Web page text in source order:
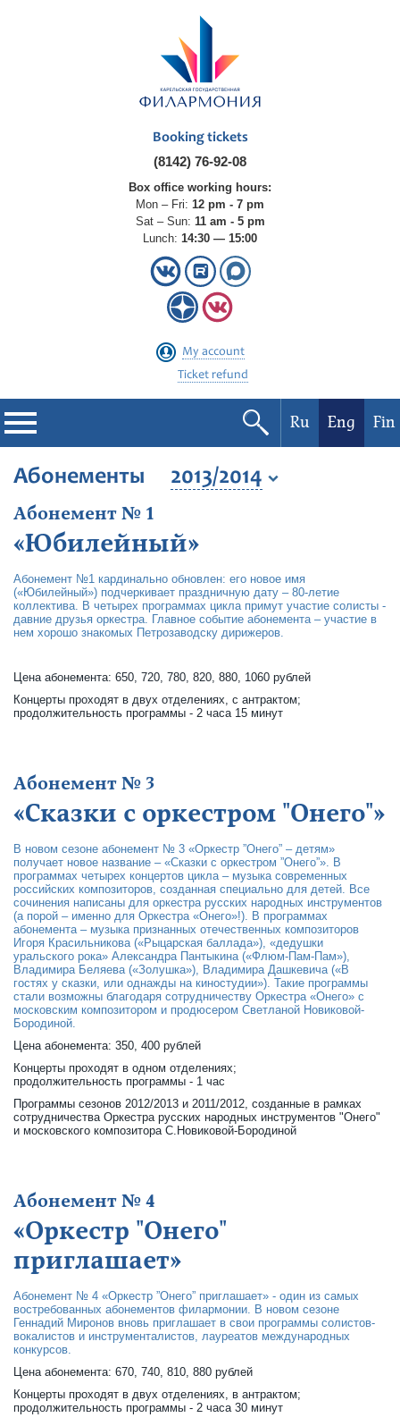
Booking tickets
(8142) 76-92-08
Box office working hours:
Mon – Fri: 12 pm - 7 pm
Sat – Sun: 11 am - 5 pm
Lunch: 14:30 — 15:00
My account
Ticket refund
Philharmonic
Current events
Ru Eng Fin
Абонементы
2013/2014
Абонемент № 1
«Юбилейный»
Абонемент №1 кардинально обновлен: его новое имя
(«Юбилейный») подчеркивает праздничную дату – 80-летие
коллектива. В четырех программах цикла примут участие солисты -
давние друзья оркестра. Главное событие абонемента – участие в
нем хорошо знакомых Петрозаводску дирижеров.
Цена абонемента: 650, 720, 780, 820, 880, 1060 рублей
Концерты проходят в двух отделениях, с антрактом;
продолжительность программы - 2 часа 15 минут
Абонемент № 3
«Сказки с оркестром "Онего"»
В новом сезоне абонемент № 3 «Оркестр ”Онего” – детям»
получает новое название – «Сказки с оркестром ”Онего”». В
программах четырех концертов цикла – музыка современных
российских композиторов, созданная специально для детей. Все
сочинения написаны для оркестра русских народных инструментов
(а порой – именно для Оркестра «Онего»!). В программах
абонемента – музыка признанных отечественных композиторов
Игоря Красильникова («Рыцарская баллада»), «дедушки
уральского рока» Александра Пантыкина («Флюм-Пам-Пам»),
Владимира Беляева («Золушка»), Владимира Дашкевича («В
гостях у сказки, или однажды на киностудии»). Такие программы
стали возможны благодаря сотрудничеству Оркестра «Онего» с
московским композитором и продюсером Светланой Новиковой-
Бородиной.
Цена абонемента: 350, 400 рублей
Концерты проходят в одном отделениях;
продолжительность программы - 1 час
Программы сезонов 2012/2013 и 2011/2012, созданные в рамках
сотрудничества Оркестра русских народных инструментов "Онего"
и московского композитора С.Новиковой-Бородиной
Абонемент № 4
«Оркестр "Онего"
приглашает»
Абонемент № 4 «Оркестр ”Онего” приглашает» - один из самых
востребованных абонементов филармонии. В новом сезоне
Геннадий Миронов вновь приглашает в свои программы солистов-
вокалистов и инструменталистов, лауреатов международных
конкурсов.
Цена абонемента: 670, 740, 810, 880 рублей
Концерты проходят в двух отделениях, в антрактом;
продолжительность программы - 2 часа 30 минут